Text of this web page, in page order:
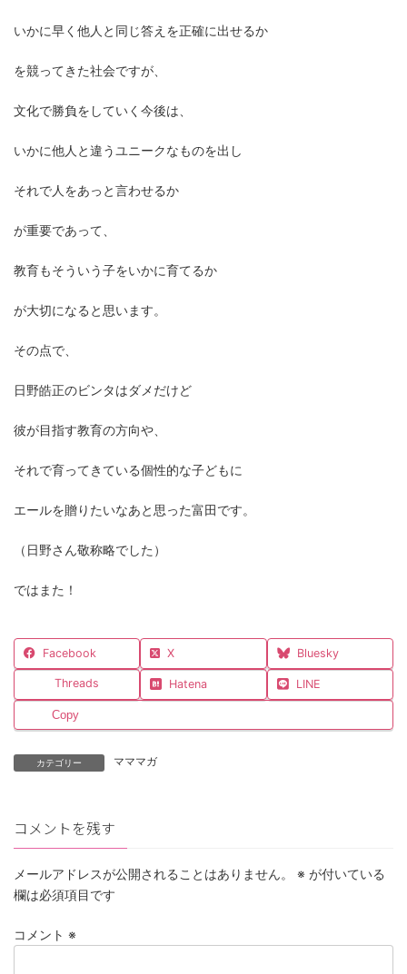
いかに早く他人と同じ答えを正確に出せるか
を競ってきた社会ですが、
文化で勝負をしていく今後は、
いかに他人と違うユニークなものを出し
それで人をあっと言わせるか
が重要であって、
教育もそういう子をいかに育てるか
が大切になると思います。
その点で、
日野皓正のビンタはダメだけど
彼が目指す教育の方向や、
それで育ってきている個性的な子どもに
エールを贈りたいなあと思った富田です。
（日野さん敬称略でした）
ではまた！
Facebook X Bluesky
Threads Hatena LINE
Copy
カテゴリー マママガ
コメントを残す
メールアドレスが公開されることはありません。 ※ が付いている
欄は必須項目です
コメント ※